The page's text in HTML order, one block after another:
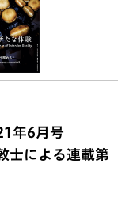
年6月号
士による連載第